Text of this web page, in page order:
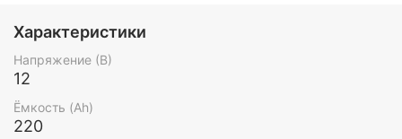
Характеристики
Напряжение (В)
12
Ёмкость (Ah)
220